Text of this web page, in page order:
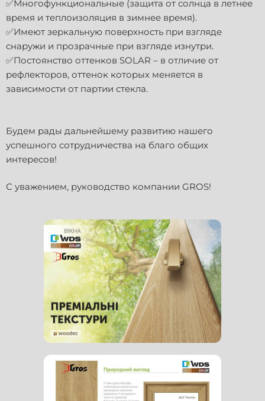
✅Многофункциональные (защита от солнца в летнее
время и теплоизоляция в зимнее время).
✅Имеют зеркальную поверхность при взгляде
снаружи и прозрачные при взгляде изнутри.
✅Постоянство оттенков SOLAR – в отличие от
рефлекторов, оттенок которых меняется в
зависимости от партии стекла.
Будем рады дальнейшему развитию нашего
успешного сотрудничества на благо общих
интересов!
С уважением, руководство компании GROS!